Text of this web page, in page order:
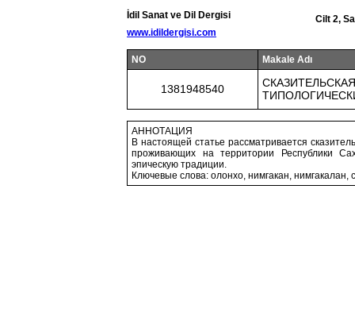
İdil Sanat ve Dil Dergisi
www.idildergisi.com
Cilt 2,
NO Makale Adı
1381948540
АННОТАЦИЯ
В настоящей статье рассматривается
проживающих на территории Республики
эпическую традиции.
Ключевые слова: олонхо, нимгакан, нимгакалан,